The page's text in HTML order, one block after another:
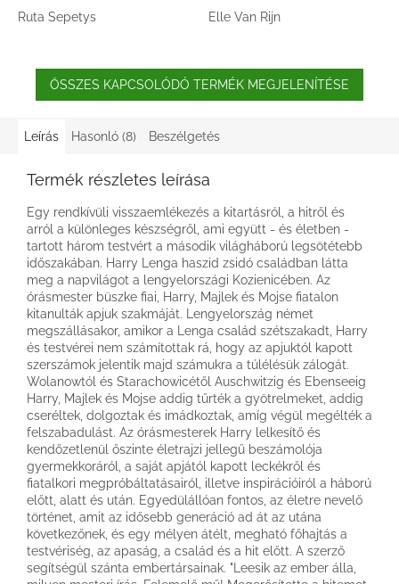
Ruta Sepetys Elle Van Rijn
ÖSSZES KAPCSOLÓDÓ TERMÉK MEGJELENÍTÉSE
Leírás Hasonló (8) Beszélgetés
Termék részletes leírása
Egy rendkívüli visszaemlékezés a kitartásról, a hitről és
arról a különleges készségről, ami együtt - és életben -
tartott három testvért a második világháború legsötétebb
időszakában. Harry Lenga haszid zsidó családban látta
meg a napvilágot a lengyelországi Kozienicében. Az
órásmester büszke fiai, Harry, Majlek és Mojse fiatalon
kitanulták apjuk szakmáját. Lengyelország német
megszállásakor, amikor a Lenga család szétszakadt, Harry
és testvérei nem számítottak rá, hogy az apjuktól kapott
szerszámok jelentik majd számukra a túlélésük zálogát.
Wolanowtól és Starachowicétől Auschwitzig és Ebenseeig
Harry, Majlek és Mojse addig tűrték a gyötrelmeket, addig
cseréltek, dolgoztak és imádkoztak, amíg végül megélték a
felszabadulást. Az órásmesterek Harry lelkesítő és
kendőzetlenül őszinte életrajzi jellegű beszámolója
gyermekkoráról, a saját apjától kapott leckékről és
fiatalkori megpróbáltatásairól, illetve inspirációiról a háború
előtt, alatt és után. Egyedülállóan fontos, az életre nevelő
történet, amit az idősebb generáció ad át az utána
következőnek, és egy mélyen átélt, megható főhajtás a
testvériség, az apaság, a család és a hit előtt. A szerző
segítségül szánta embertársainak. "Leesik az ember álla,